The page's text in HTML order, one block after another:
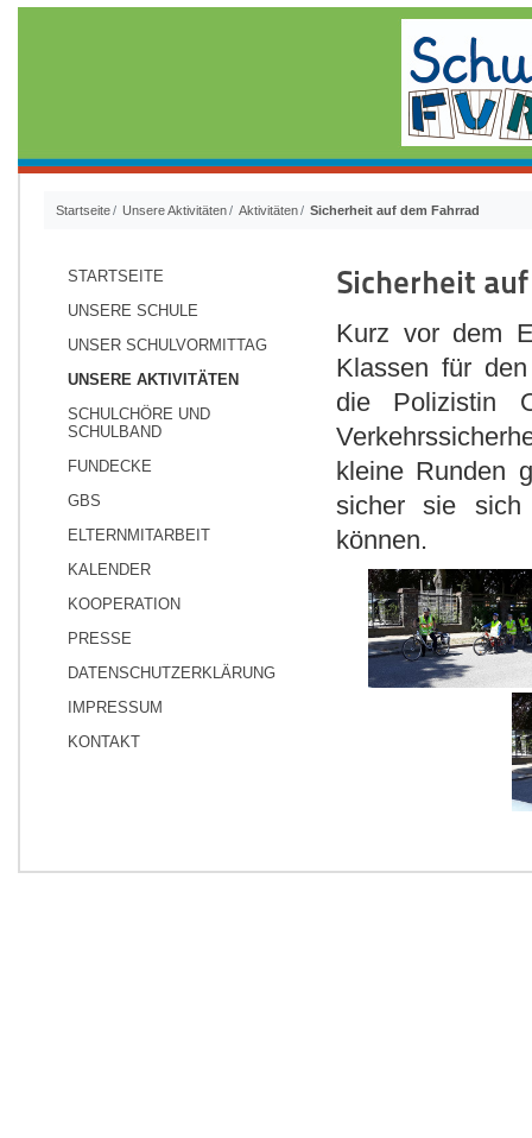
Startseite Unsere Aktivitäten Aktivitäten Sicherheit auf dem Fahrrad
STARTSEITE
UNSERE SCHULE
UNSER SCHULVORMITTAG
UNSERE AKTIVITÄTEN
SCHULCHÖRE UND
SCHULBAND
FUNDECKE
GBS
ELTERNMITARBEIT
KALENDER
KOOPERATION
PRESSE
DATENSCHUTZERKLÄRUNG
IMPRESSUM
KONTAKT
Sicherheit
Kurz vor dem
Klassen für
die Polizistin
kleine Runden
sicher sie sich
können.